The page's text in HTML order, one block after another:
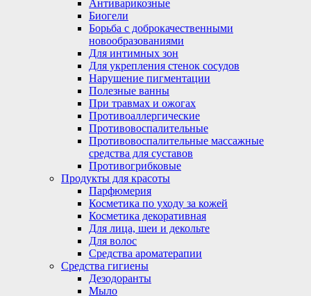
Антиварикозные
Биогели
Борьба с доброкачественными
новообразованиями
Для интимных зон
Для укрепления стенок сосудов
Нарушение пигментации
Полезные ванны
При травмах и ожогах
Противоаллергические
Противовоспалительные
Противовоспалительные массажные
средства для суставов
Противогрибковые
Продукты для красоты
Парфюмерия
Косметика по уходу за кожей
Косметика декоративная
Для лица, шеи и декольте
Для волос
Средства ароматерапии
Средства гигиены
Дезодоранты
Мыло